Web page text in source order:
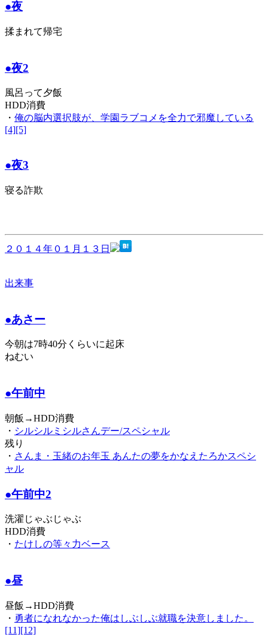
●夜
揉まれて帰宅
●夜2
風呂って夕飯
HDD消費
・ 俺の脳内選択肢が、学園ラブコメを全力で邪魔している
[4][5]
●夜3
寝る詐欺
２０１４年０１月１３日
出来事
●あさー
今朝は7時40分くらいに起床
ねむい
●午前中
朝飯→HDD消費
・ シルシルミシルさんデー/スペシャル
残り
・ さんま・玉緒のお年玉 あんたの夢をかなえたろかスペシ
ャル
●午前中2
洗濯じゃぶじゃぶ
HDD消費
・ たけしの等々力ベース
●昼
昼飯→HDD消費
・ 勇者になれなかった俺はしぶしぶ就職を決意しました。
[11][12]